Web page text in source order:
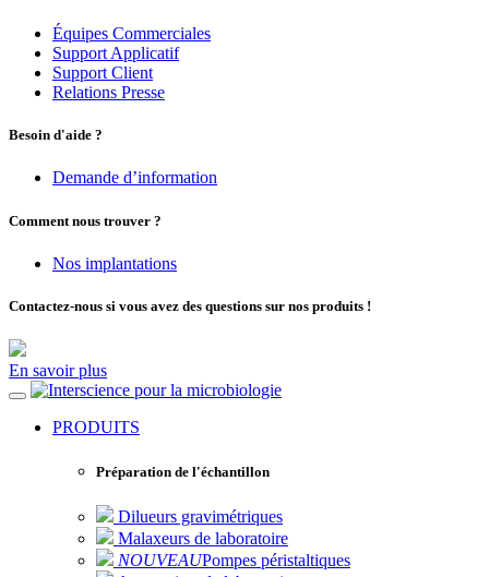
Équipes Commerciales
Support Applicatif
Support Client
Relations Presse
Besoin d'aide ?
Demande d’information
Comment nous trouver ?
Nos implantations
Contactez-nous si vous avez des questions sur nos produits !
En savoir plus
pour la microbiologie
PRODUITS
Préparation de l'échantillon
Dilueurs gravimétriques
Malaxeurs de laboratoire
NOUVEAUPompes péristaltiques